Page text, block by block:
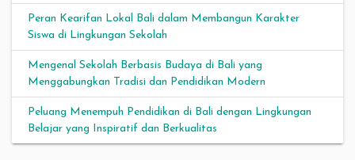
Peran Kearifan Lokal Bali dalam Membangun Karakter
Siswa di Lingkungan Sekolah
Mengenal Sekolah Berbasis Budaya di Bali yang
Menggabungkan Tradisi dan Pendidikan Modern
Peluang Menempuh Pendidikan di Bali dengan Lingkungan
Belajar yang Inspiratif dan Berkualitas